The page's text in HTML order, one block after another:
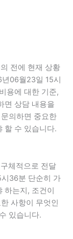
전에 현재 상황
06월23일 15시
용에 대한 기준,
면 상담 내용을
의하면 중요한
할 수 있습니다.
체적으로 전달
36분 단순히 가
하는지, 조건이
사항이 무엇인
있습니다.